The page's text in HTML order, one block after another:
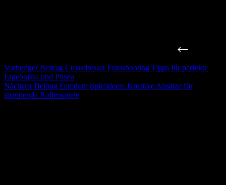
VorherigerBeitrag Crossdresser Fotoshooting Tipps für perfekte
Ergebnisse und Posen
NächsterBeitrag Femdom Spielideen: Kreative Ansätze für
spannende Rollenspiele